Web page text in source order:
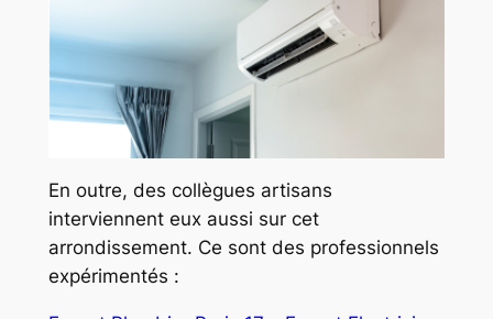
En outre, des collègues artisans
interviennent eux aussi sur cet
arrondissement. Ce sont des professionnels
expérimentés :